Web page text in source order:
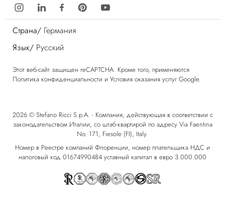
Страна/ Германия
Язык/ Русский
Этот веб-сайт защищен reCAPTCHA. Кроме того, применяются
Политика конфиденциальности и Условия оказания услуг Google.
2026 © Stefano Ricci S.p.A. - Компания, действующая в соответствии с
законодательством Италии, со штаб-квартирой по адресу Via Faentina
No. 171, Fiesole (FI), Italy.
Номер в Реестре компаний Флоренции, номер плательщика НДС и
налоговый код 01674990484 уставный капитал в евро 3.000.000